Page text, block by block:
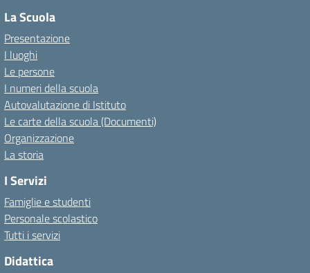
La Scuola
Presentazione
I luoghi
Le persone
I numeri della scuola
Autovalutazione di Istituto
Le carte della scuola (Documenti)
Organizzazione
La storia
I Servizi
Famiglie e studenti
Personale scolastico
Tutti i servizi
Didattica